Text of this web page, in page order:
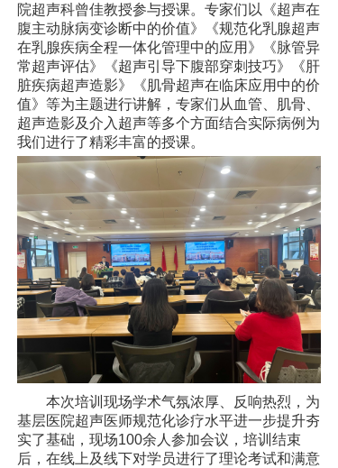
院超声科曾佳教授参与授课。专家们以《超声在
腹主动脉病变诊断中的价值》《规范化乳腺超声
在乳腺疾病全程一体化管理中的应用》《脉管异
常超声评估》《超声引导下腹部穿刺技巧》《肝
脏疾病超声造影》《肌骨超声在临床应用中的价
值》等为主题进行讲解，专家们从血管、肌骨、
超声造影及介入超声等多个方面结合实际病例为
我们进行了精彩丰富的授课。
本次培训现场学术气氛浓厚、反响热烈，为
基层医院超声医师规范化诊疗水平进一步提升夯
实了基础，现场100余人参加会议，培训结束
后，在线上及线下对学员进行了理论考试和满意